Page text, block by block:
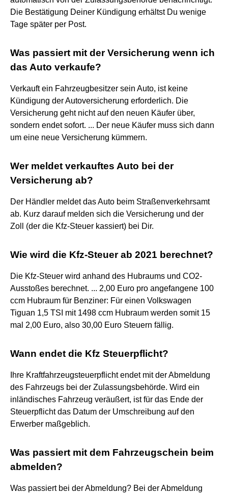
Die Bestätigung Deiner Kündigung erhältst Du wenige
Tage später per Post.
Was passiert mit der Versicherung wenn ich
das Auto verkaufe?
Verkauft ein Fahrzeugbesitzer sein Auto, ist keine
Kündigung der Autoversicherung erforderlich. Die
Versicherung geht nicht auf den neuen Käufer über,
sondern endet sofort. ... Der neue Käufer muss sich dann
um eine neue Versicherung kümmern.
Wer meldet verkauftes Auto bei der
Versicherung ab?
Der Händler meldet das Auto beim Straßenverkehrsamt
ab. Kurz darauf melden sich die Versicherung und der
Zoll (der die Kfz-Steuer kassiert) bei Dir.
Wie wird die Kfz-Steuer ab 2021 berechnet?
Die Kfz-Steuer wird anhand des Hubraums und CO2-
Ausstoßes berechnet. ... 2,00 Euro pro angefangene 100
ccm Hubraum für Benziner: Für einen Volkswagen
Tiguan 1,5 TSI mit 1498 ccm Hubraum werden somit 15
mal 2,00 Euro, also 30,00 Euro Steuern fällig.
Wann endet die Kfz Steuerpflicht?
Ihre Kraftfahrzeugsteuerpflicht endet mit der Abmeldung
des Fahrzeugs bei der Zulassungsbehörde. Wird ein
inländisches Fahrzeug veräußert, ist für das Ende der
Steuerpflicht das Datum der Umschreibung auf den
Erwerber maßgeblich.
Was passiert mit dem Fahrzeugschein beim
abmelden?
Was passiert bei der Abmeldung? Bei der Abmeldung